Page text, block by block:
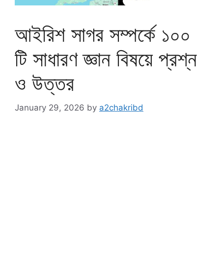
আইরিশ সাগর সম্পর্কে ১০০
টি সাধারণ জ্ঞান বিষয়ে প্রশ্ন
ও উত্তর
January 29, 2026 by a2chakribd